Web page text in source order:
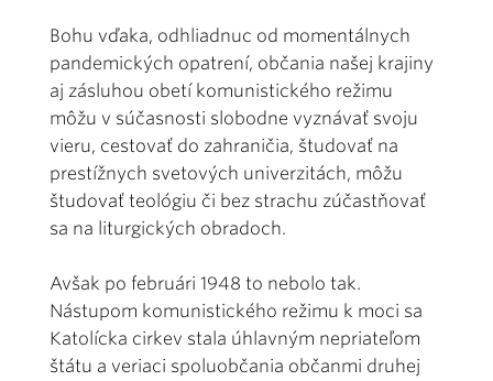
Bohu vďaka, odhliadnuc od momentálnych
pandemických opatrení, občania našej krajiny
aj zásluhou obetí komunistického režimu
môžu v súčasnosti slobodne vyznávať svoju
vieru, cestovať do zahraničia, študovať na
prestížnych svetových univerzitách, môžu
študovať teológiu či bez strachu zúčastňovať
sa na liturgických obradoch.
Avšak po februári 1948 to nebolo tak.
Nástupom komunistického režimu k moci sa
Katolícka cirkev stala úhlavným nepriateľom
štátu a veriaci spoluobčania občanmi druhej